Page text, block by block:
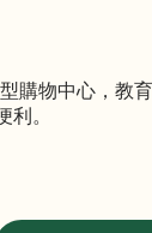
購物中心，
。